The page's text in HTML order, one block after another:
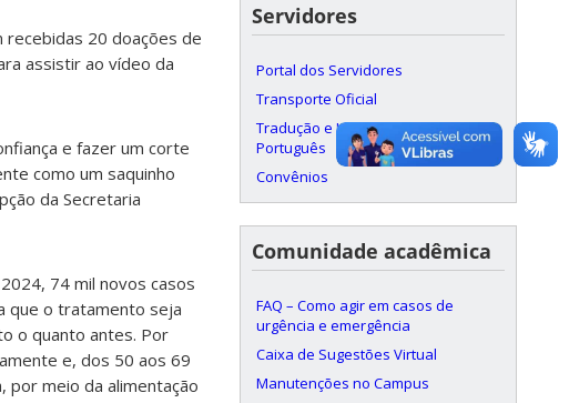
recebidas 20 doações de
assistir ao vídeo da
e fazer um corte
como um saquinho
da Secretaria
74 mil novos casos
que o tratamento seja
o quanto antes. Por
e, dos 50 aos 69
por meio da alimentação
Servidores
Portal dos Servidores
Transporte Oficial
Tradução e Intérprete Libras-
Português
Convênios
Comunidade acadêmica
FAQ – Como agir em casos de
urgência e emergência
Caixa de Sugestões Virtual
Manutenções no Campus